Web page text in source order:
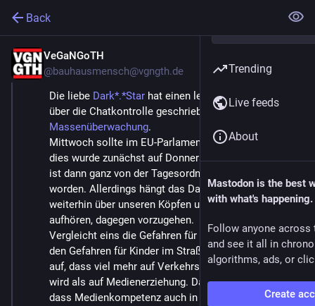
Back
VeGaNGoTH
@bauhausmensch@vgngth.de
Die liebe Dark*.*Star hat einen lesenswerten Beitrag
über die Chatkontrolle geschrieben: Chatkontrolle ist
Massenüberwachung.
Mittwoch sollte im EU-Parlament entschieden werden,
dies wurde zunächst auf Donnerstag verschoben und
ist dann ganz von der Tagesordnung gestrichen
worden. Allerdings hängt das Damoklesschwert
weiterhin über unseren Köpfen und wir dürfen nicht
aufhören, dagegen vorzugehen.
Vergleicht eins die Gefahren für Kinder im Internet mit
den Gefahren für Kinder im Straßenverkehr, dann fällt
auf, dass viel mehr auf Verkehrserziehung gesetzt
wird als auf Medienerziehung. Das liegt mit daran,
dass Medienkompetenz auch in der Elterngeneration
Trending
Live feeds
About
Mastodon is the best
with what's happening.
Follow anyone across
and see it all in
algorithms, ads, or
Create